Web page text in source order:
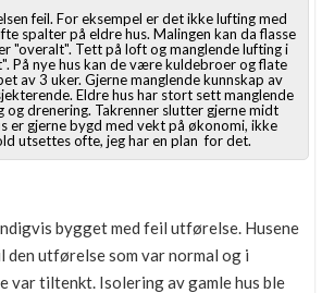
feil. For eksempel er det ikke lufting med
spalter på eldre hus. Malingen kan da flasse
"overalt". Tett på loft og manglende lufting i
På nye hus kan de være kuldebroer og flate
av 3 uker. Gjerne manglende kunnskap av
Eldre hus har stort sett manglende
og drenering. Takrenner slutter gjerne midt
er gjerne bygd med vekt på økonomi, ikke
utsettes ofte, jeg har en plan for det.
bygget med feil utførelse. Husene
utførelse som var normal og i
var tiltenkt. Isolering av gamle hus ble